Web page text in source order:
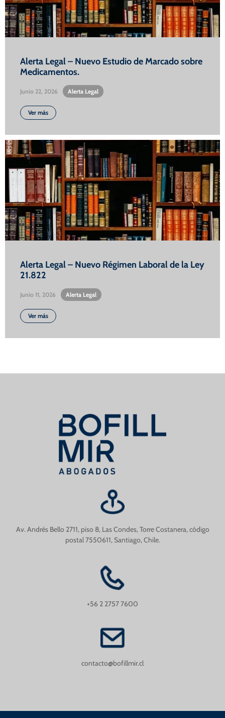
Alerta Legal – Nuevo Estudio de Marcado sobre
Medicamentos.
Junio 22, 2026 Alerta Legal
Ver más
Alerta Legal – Nuevo Régimen Laboral de la Ley
21.822
Junio 11, 2026 Alerta Legal
Ver más
Av. Andrés Bello 2711, piso 8, Las Condes, Torre Costanera, código
postal 7550611, Santiago, Chile.
+56 2 2757 7600
contacto@bofillmir.cl